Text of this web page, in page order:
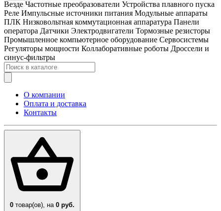
Везде Частотные преобразователи Устройства плавного пуска
Реле Импульсные источники питания Модульные аппараты
ПЛК Низковольтная коммутационная аппаратура Панели
оператора Датчики Электродвигатели Тормозные резисторы
Промышленное компьютерное оборудование Сервосистемы
Регуляторы мощности Коллаборативные роботы Дроссели и
синус-фильтры
О компании
Оплата и доставка
Контакты
0 товар(ов), на 0 руб.